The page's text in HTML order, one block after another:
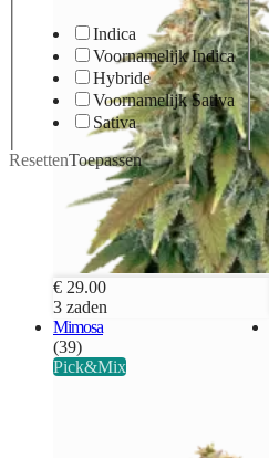
Indica
Voornamelijk Indica
Hybride
Voornamelijk Sativa
Sativa
ResettenToepassen
€ 29.00
3 zaden
Mimosa
(39)
Pick&Mix